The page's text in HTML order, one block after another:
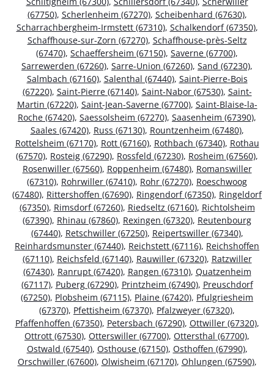
(67750), Scherlenheim (67270), Scheibenhard (67630),
Scharrachbergheim-Irmstett (67310), Schalkendorf (67350),
Schaffhouse-sur-Zorn (67270), Schaffhouse-près-Seltz
(67470), Schaeffersheim (67150), Saverne (67700),
Sarrewerden (67260), Sarre-Union (67260), Sand (67230),
Salmbach (67160), Salenthal (67440), Saint-Pierre-Bois
(67220), Saint-Pierre (67140), Saint-Nabor (67530), Saint-
Martin (67220), Saint-Jean-Saverne (67700), Saint-Blaise-la-
Roche (67420), Saessolsheim (67270), Saasenheim (67390),
Saales (67420), Russ (67130), Rountzenheim (67480),
Rottelsheim (67170), Rott (67160), Rothbach (67340), Rothau
(67570), Rosteig (67290), Rossfeld (67230), Rosheim (67560),
Rosenwiller (67560), Roppenheim (67480), Romanswiller
(67310), Rohrwiller (67410), Rohr (67270), Roeschwoog
(67480), Rittershoffen (67690), Ringendorf (67350), Ringeldorf
(67350), Rimsdorf (67260), Riedseltz (67160), Richtolsheim
(67390), Rhinau (67860), Rexingen (67320), Reutenbourg
(67440), Retschwiller (67250), Reipertswiller (67340),
Reinhardsmunster (67440), Reichstett (67116), Reichshoffen
(67110), Reichsfeld (67140), Rauwiller (67320), Ratzwiller
(67430), Ranrupt (67420), Rangen (67310), Quatzenheim
(67117), Puberg (67290), Printzheim (67490), Preuschdorf
(67250), Plobsheim (67115), Plaine (67420), Pfulgriesheim
(67370), Pfettisheim (67370), Pfalzweyer (67320),
Pfaffenhoffen (67350), Petersbach (67290), Ottwiller (67320),
Ottrott (67530), Otterswiller (67700), Ottersthal (67700),
Ostwald (67540), Osthouse (67150), Osthoffen (67990),
Orschwiller (67600), Olwisheim (67170), Ohlungen (67590),